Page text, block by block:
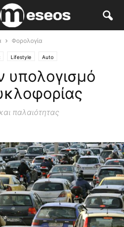
Φορολογία
Lifestyle Auto
υπολογισμό
παλαιότητας